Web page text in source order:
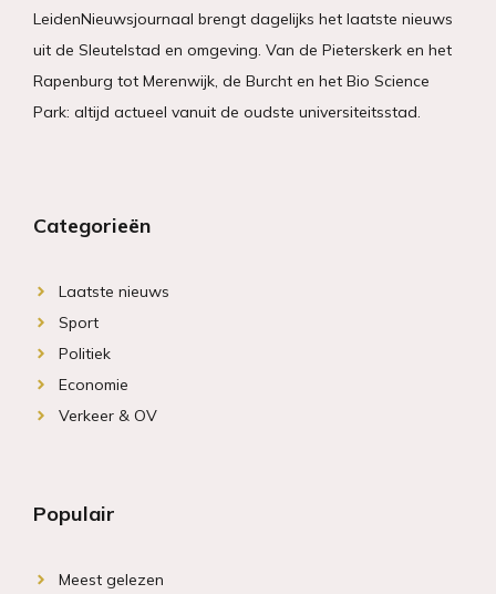
LeidenNieuwsjournaal brengt dagelijks het laatste nieuws
uit de Sleutelstad en omgeving. Van de Pieterskerk en het
Rapenburg tot Merenwijk, de Burcht en het Bio Science
Park: altijd actueel vanuit de oudste universiteitsstad.
Categorieën
Laatste nieuws
Sport
Politiek
Economie
Verkeer & OV
Populair
Meest gelezen